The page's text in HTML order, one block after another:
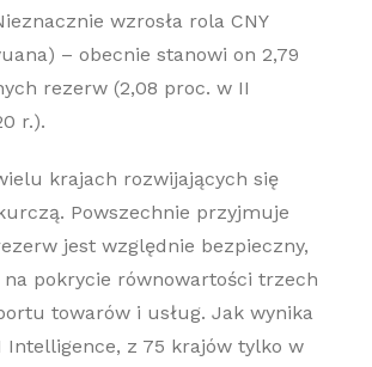
wzrosła rola CNY
– obecnie stanowi on 2,79
rezerw (2,08 proc. w II
r.).
krajach rozwijających się
Powszechnie przyjmuje
jest względnie bezpieczny,
na pokrycie równowartości trzech
towarów i usług. Jak wynika
Intelligence, z 75 krajów tylko w